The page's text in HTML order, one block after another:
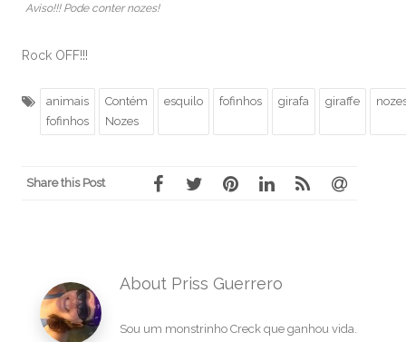
Aviso!!! Pode conter nozes!
Rock OFF!!!
animais
fofinhos
Contém
Nozes
esquilo fofinhos girafa giraffe
Share this Post
About Priss Guerrero
Sou um monstrinho Creck que ganhou vida.